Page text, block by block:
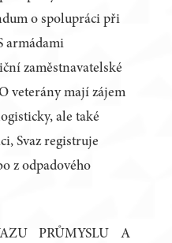
o spolupráci při
armádami
zaměstnavatelské
veterány mají zájem
ale také
Svaz registruje
z odpadového
PRŮMYSLU A